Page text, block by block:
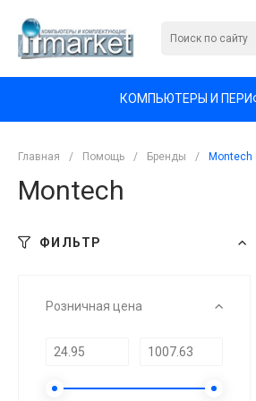
КОМПЬЮТЕРЫ И
Главная / Помощь / Бренды / Montech
Montech
ФИЛЬТР
Розничная цена